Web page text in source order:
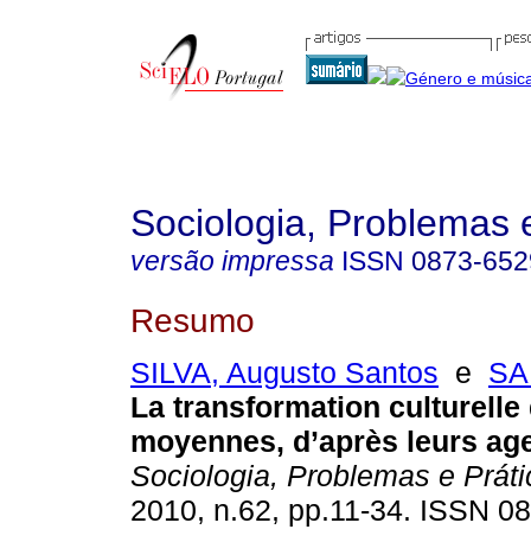
Sociologia, Problemas
versão impressa ISSN 0873-
Resumo
SILVA, Augusto Santos e
La transformation culturelle
moyennes, d’après leurs
Sociologia, Problemas e
2010, n.62, pp.11-34. ISSN